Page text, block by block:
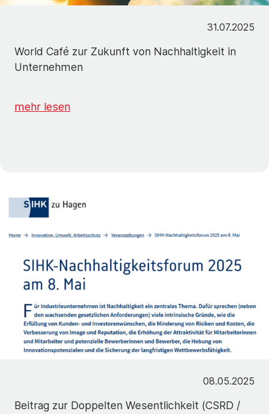
31.07.2025
World Café zur Zukunft von Nachhaltigkeit in
Unternehmen
mehr lesen
08.05.2025
Beitrag zur Doppelten Wesentlichkeit (CSRD /